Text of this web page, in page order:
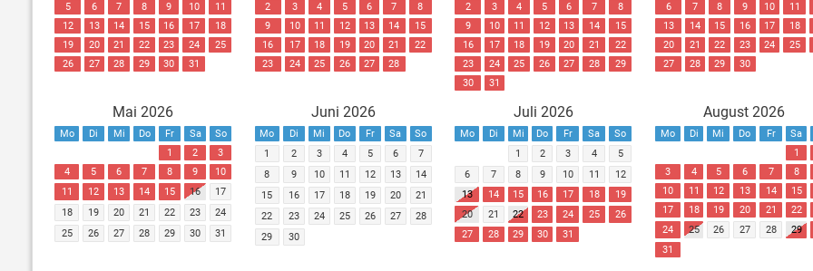
5
6 7 8 9 10
11
12
13 14 15 16 17
18
19
20 21 22 23 24
25
26
27 28 29 30 31
2
3 4 5 6 7
8
9
10 11 12 13 14
15
16
17 18 19 20 21
22
23
24 25 26 27 28
2
3 4 5 6 7
8
9
10 11 12 13 14
15
16
17 18 19 20 21
22
23
24 25 26 27 28
29
30
31
6
7 8 9 10
11
13
14 15 16 17
18
20
21 22 23 24
25
27
28 29 30
Mai 2026
Mo Di Mi Do Fr Sa
So
1
2
3
4
5 6 7 8 9
10
11
12 13 14 15 16
17
18
19 20 21 22 23
24
25
26 27 28 29 30 31
Juni 2026
Mo Di Mi Do Fr Sa
So
1
2 3 4 5 6
7
8
9 10 11 12 13
14
15
16 17 18 19 20
21
22
23 24 25 26 27
28
29
30
Juli 2026
Mo Di Mi Do Fr Sa
So
1
2 3 4
5
6
7 8 9 10 11
12
13
14 15 16 17 18
19
20
21 22 23 24 25
26
27
28 29 30 31
August 2026
Mo Di Mi Do Fr
Sa
1
3
4 5 6 7
8
10
11 12 13 14
15
17
18 19 20 21
22
24
25 26 27 28
29
31